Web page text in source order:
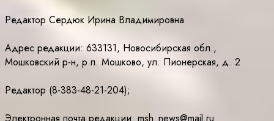
Редактор Сердюк Ирина Владимировна
Адрес редакции: 633131, Новосибирская обл.,
Мошковский р-н, р.п. Мошково, ул. Пионерская, д. 2
Редактор (8-383-48-21-204);